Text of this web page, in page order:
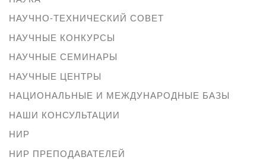
НАУЧНО-ТЕХНИЧЕСКИЙ СОВЕТ
НАУЧНЫЕ КОНКУРСЫ
НАУЧНЫЕ СЕМИНАРЫ
НАУЧНЫЕ ЦЕНТРЫ
НАЦИОНАЛЬНЫЕ И МЕЖДУНАРОДНЫЕ БАЗЫ
НАШИ КОНСУЛЬТАЦИИ
НИР
НИР ПРЕПОДАВАТЕЛЕЙ